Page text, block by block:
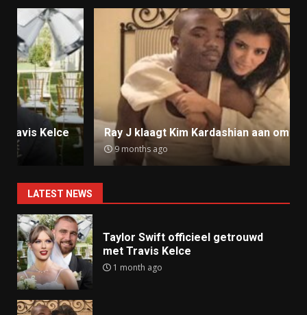
Ray J klaagt Kim Kardashian aan om sekstape
9 months ago
LATEST NEWS
Taylor Swift officieel getrouwd
met Travis Kelce
1 month ago